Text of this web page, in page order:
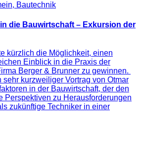
, Bautechnik
die Bauwirtschaft – Exkursion der
kürzlich die Möglichkeit, einen
Einblick in die Praxis der
Berger & Brunner zu gewinnen.
sehr kurzweiliger Vortrag von Otmar
in der Bauwirtschaft, der den
Perspektiven zu Herausforderungen
zukünftige Techniker in einer